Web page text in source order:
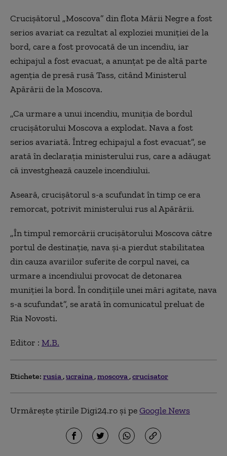
Crucișătorul „Moscova” din flota Mării Negre a fost
serios avariat ca rezultat al exploziei muniției de la
bord, care a fost provocată de un incendiu, iar
echipajul a fost evacuat, a anunțat pe de altă parte
agenția de presă rusă Tass, citând Ministerul
Apărării de la Moscova.
„Ca urmare a unui incendiu, muniția de bordul
crucișătorului Moscova a explodat. Nava a fost
serios avariată. Întreg echipajul a fost evacuat”, se
arată în declarația ministerului rus, care a adăugat
că investghează cauzele incendiului.
Aseară, crucişătorul s-a scufundat în timp ce era
remorcat, potrivit ministerului rus al Apărării.
„În timpul remorcării crucişătorului Moscova către
portul de destinaţie, nava şi-a pierdut stabilitatea
din cauza avariilor suferite de corpul navei, ca
urmare a incendiului provocat de detonarea
muniţiei la bord. În condiţiile unei mări agitate, nava
s-a scufundat”, se arată în comunicatul preluat de
Ria Novosti.
Editor : M.B.
Etichete: rusia ucraina moscova crucisator
Urmărește știrile Digi24.ro și peGoogle News